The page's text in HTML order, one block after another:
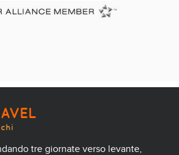
tre giornate verso levante,